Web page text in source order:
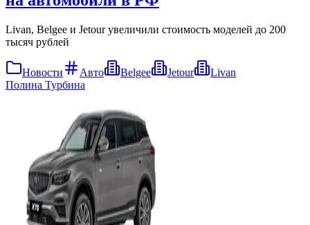
Livan, Belgee и Jetour увеличили стоимость моделей до 200
тысяч рублей
Новости Авто Belgee Jetour
Livan
Полина Турбина